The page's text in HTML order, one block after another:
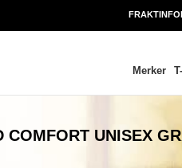
Merker
UNISEX